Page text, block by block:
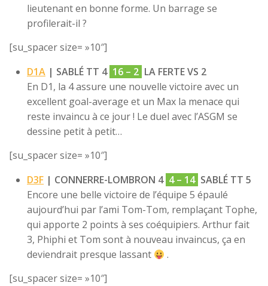
lieutenant en bonne forme. Un barrage se
profilerait-il ?
[su_spacer size= »10″]
D1A | SABLÉ TT 4 16 – 2 LA FERTE VS 2
En D1, la 4 assure une nouvelle victoire avec un
excellent goal-average et un Max la menace qui
reste invaincu à ce jour ! Le duel avec l’ASGM se
dessine petit à petit…
[su_spacer size= »10″]
D3F | CONNERRE-LOMBRON 4 4 – 14 SABLÉ TT 5
Encore une belle victoire de l’équipe 5 épaulé
aujourd’hui par l’ami Tom-Tom, remplaçant Tophe,
qui apporte 2 points à ses coéquipiers. Arthur fait
3, Phiphi et Tom sont à nouveau invaincus, ça en
deviendrait presque lassant
.
[su_spacer size= »10″]